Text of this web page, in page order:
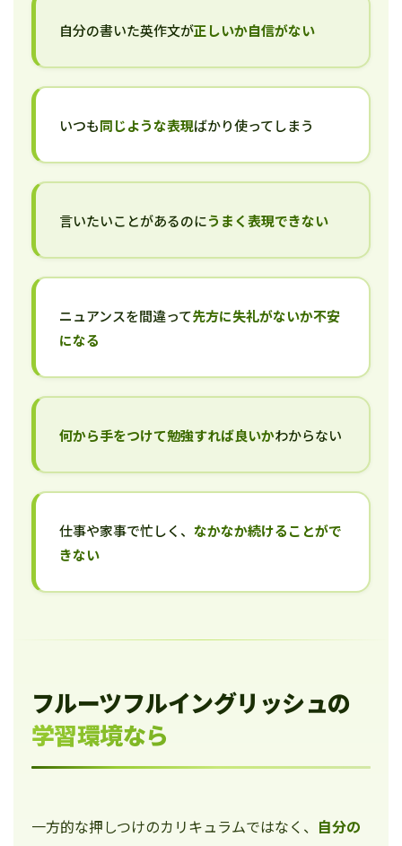
自分の書いた英作文が正しいか自信がない
いつも同じような表現ばかり使ってしまう
言いたいことがあるのにうまく表現できない
ニュアンスを間違って先方に失礼がないか不安
になる
何から手をつけて勉強すれば良いかわからない
仕事や家事で忙しく、 なかなか続けることがで
きない
フルーツフルイングリッシュの
学習環境なら
一方的な押しつけのカリキュラムではなく、 自分の